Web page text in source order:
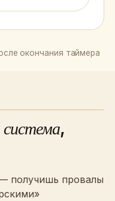
окончания таймера
система,
получишь провалы